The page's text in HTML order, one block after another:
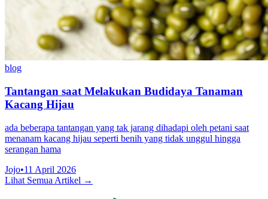
blog
Tantangan saat Melakukan Budidaya Tanaman
Kacang Hijau
ada beberapa tantangan yang tak jarang dihadapi oleh petani saat
menanam kacang hijau seperti benih yang tidak unggul hingga
serangan hama
Jojo•11 April 2026
Lihat Semua Artikel →